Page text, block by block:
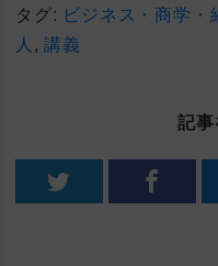
タグ: ビジネス・商学・
人 ,講義
記